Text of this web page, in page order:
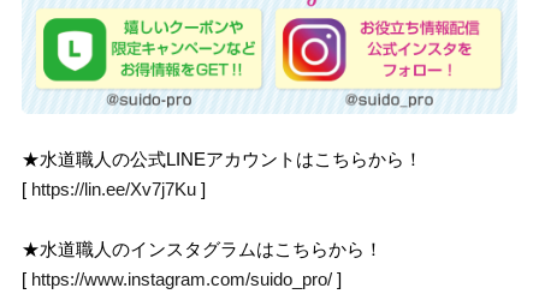
★水道職人の公式LINEアカウントはこちらから！
[ https://lin.ee/Xv7j7Ku ]
★水道職人のインスタグラムはこちらから！
[ https://www.instagram.com/suido_pro/ ]